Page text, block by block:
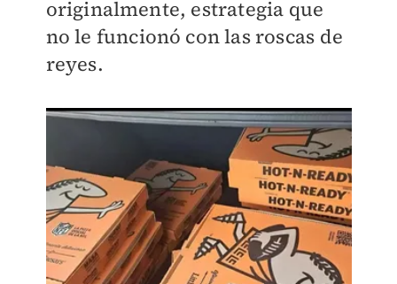
originalmente, estrategia que
no le funcionó con las roscas de
reyes.